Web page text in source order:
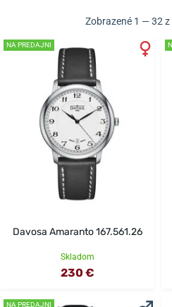
Zobrazené 1 — 32 z
NA PREDAJNI
Davosa Amaranto 167.561.26
Skladom
230 €
NA PREDAJNI